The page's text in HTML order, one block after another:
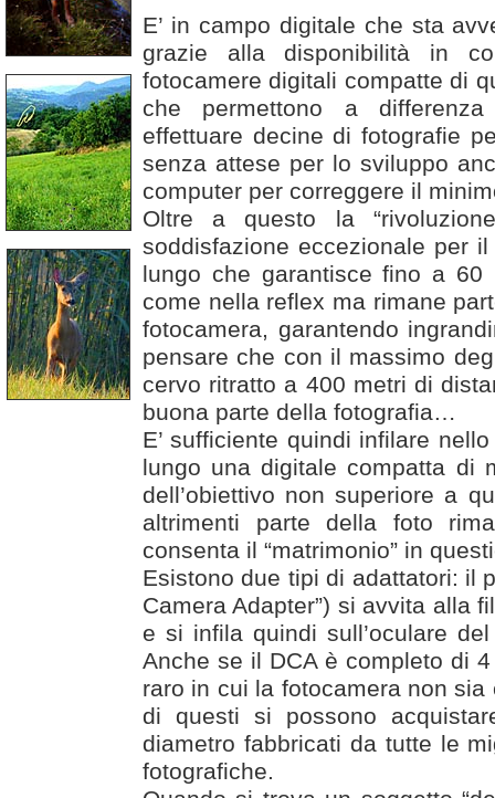
E’ in campo digitale che sta
grazie alla disponibilità in
fotocamere digitali compatte di
che permettono a
effettuare decine di fotografie
senza attese per lo sviluppo
computer per correggere il
Oltre a questo la
soddisfazione eccezionale per
lungo che garantisce fino a 60
come nella reflex ma rimane
fotocamera, garantendo
pensare che con il massimo
cervo ritratto a 400 metri di
buona parte della fotografia…
E’ sufficiente quindi infilare
lungo una digitale compatta di
dell’obiettivo non superiore a
altrimenti parte della foto
consenta il “matrimonio” in
Esistono due tipi di adattatori: il
Camera Adapter”) si avvita alla
e si infila quindi sull’oculare
Anche se il DCA è completo di
raro in cui la fotocamera non
di questi si possono
diametro fabbricati da tutte le
fotografiche.